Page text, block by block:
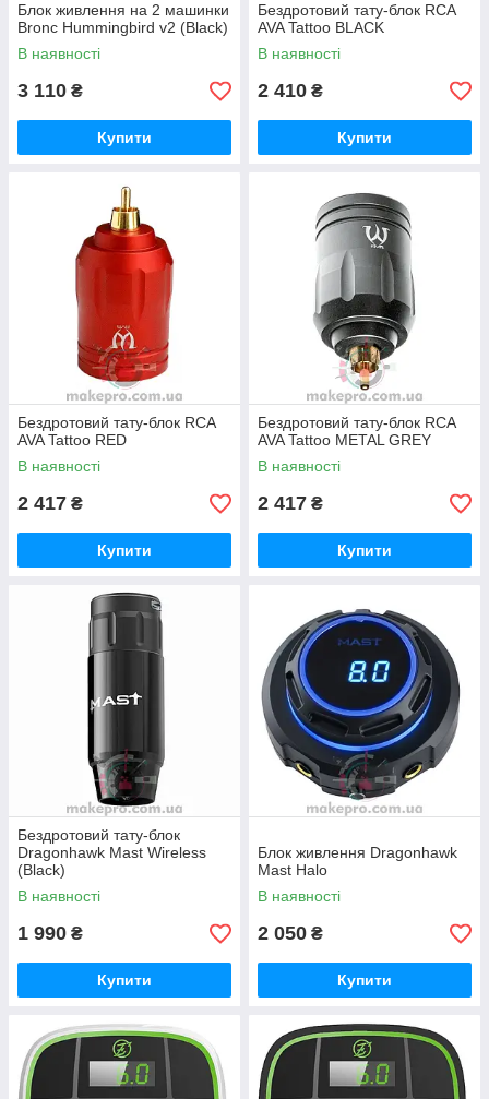
Блок живлення на 2 машинки
Bronc Hummingbird v2 (Black)
В наявності
3 110 ₴
Купити
Бездротовий тату-блок RCA
AVA Tattoo BLACK
В наявності
2 410 ₴
Купити
Бездротовий тату-блок RCA
AVA Tattoo RED
В наявності
2 417 ₴
Купити
Бездротовий тату-блок RCA
AVA Tattoo METAL GREY
В наявності
2 417 ₴
Купити
Бездротовий тату-блок
Dragonhawk Mast Wireless
(Black)
В наявності
1 990 ₴
Купити
Блок живлення Dragonhawk
Mast Halo
В наявності
2 050 ₴
Купити